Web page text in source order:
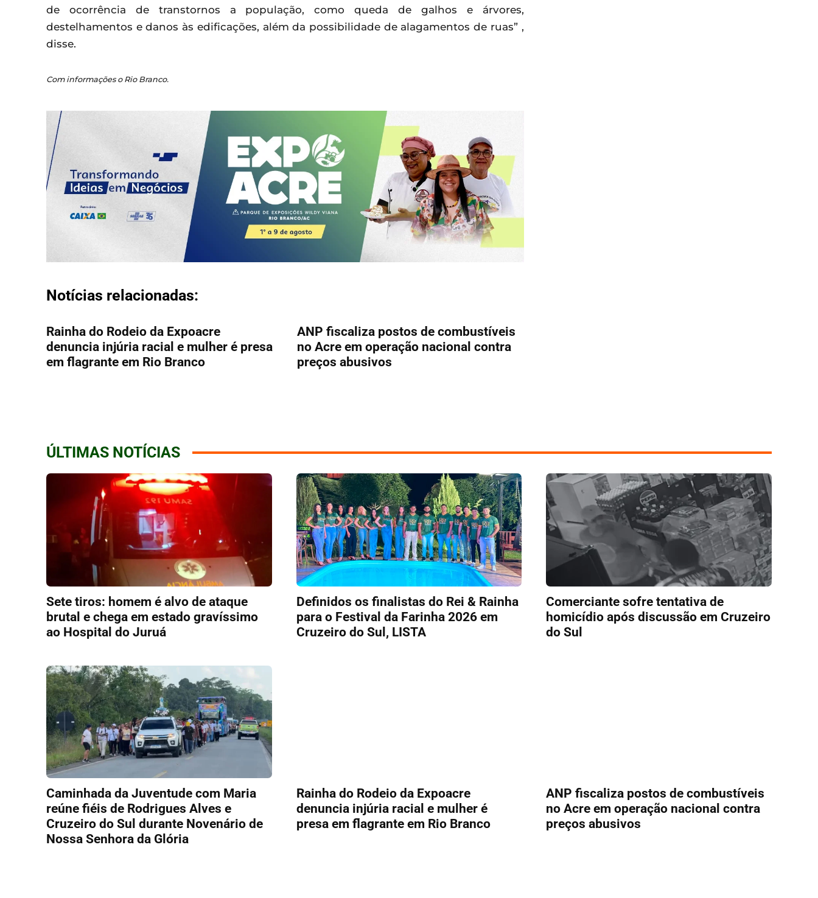
de ocorrência de transtornos a população, como queda de galhos e árvores,
destelhamentos e danos às edificações, além da possibilidade de alagamentos de ruas” ,
disse.
Com informações o Rio Branco.
Notícias relacionadas:
Rainha do Rodeio da Expoacre
denuncia injúria racial e mulher é presa
em flagrante em Rio Branco
ANP fiscaliza postos de combustíveis
no Acre em operação nacional contra
preços abusivos
ÚLTIMAS NOTÍCIAS
Sete tiros: homem é alvo de ataque
brutal e chega em estado gravíssimo
ao Hospital do Juruá
Definidos os finalistas do Rei & Rainha
para o Festival da Farinha 2026 em
Cruzeiro do Sul, LISTA
Comerciante sofre tentativa de
homicídio após discussão em Cruzeiro
do Sul
Caminhada da Juventude com Maria
reúne fiéis de Rodrigues Alves e
Cruzeiro do Sul durante Novenário de
Nossa Senhora da Glória
Rainha do Rodeio da Expoacre
denuncia injúria racial e mulher é
presa em flagrante em Rio Branco
ANP fiscaliza postos de combustíveis
no Acre em operação nacional contra
preços abusivos